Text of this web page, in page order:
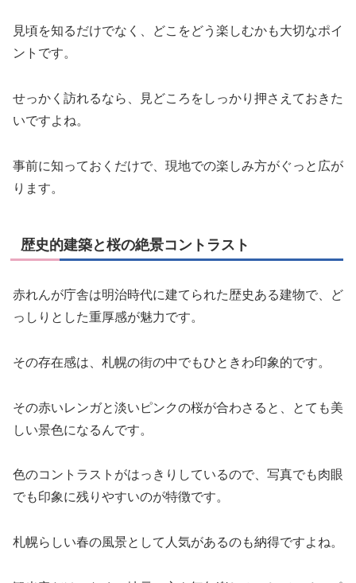
見頃を知るだけでなく、どこをどう楽しむかも大切なポイ
ントです。
せっかく訪れるなら、見どころをしっかり押さえておきた
いですよね。
事前に知っておくだけで、現地での楽しみ方がぐっと広が
ります。
歴史的建築と桜の絶景コントラスト
赤れんが庁舎は明治時代に建てられた歴史ある建物で、ど
っしりとした重厚感が魅力です。
その存在感は、札幌の街の中でもひときわ印象的です。
その赤いレンガと淡いピンクの桜が合わさると、とても美
しい景色になるんです。
色のコントラストがはっきりしているので、写真でも肉眼
でも印象に残りやすいのが特徴です。
札幌らしい春の風景として人気があるのも納得ですよね。